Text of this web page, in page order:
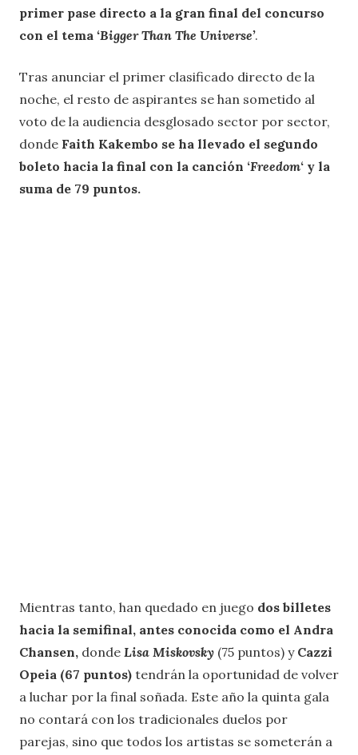
primer pase directo a la gran final del concurso
con el tema ‘Bigger Than The Universe’.
Tras anunciar el primer clasificado directo de la
noche, el resto de aspirantes se han sometido al
voto de la audiencia desglosado sector por sector,
donde Faith Kakembo se ha llevado el segundo
boleto hacia la final con la canción ‘Freedom‘ y la
suma de 79 puntos.
Mientras tanto, han quedado en juego dos billetes
hacia la semifinal, antes conocida como el Andra
Chansen, donde Lisa Miskovsky (75 puntos) yCazzi
Opeia (67 puntos) tendrán la oportunidad de volver
a luchar por la final soñada. Este año la quinta gala
no contará con los tradicionales duelos por
parejas, sino que todos los artistas se someterán a